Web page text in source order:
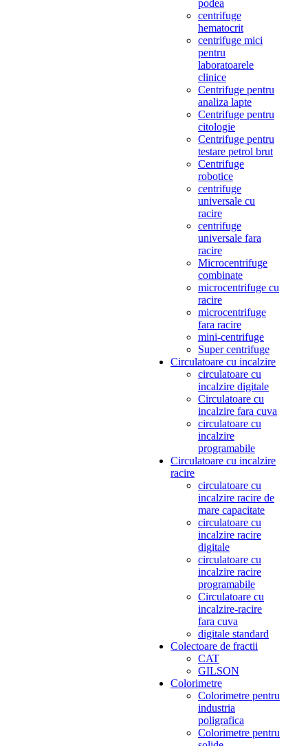
podea
centrifuge
hematocrit
centrifuge mici
pentru
laboratoarele
clinice
Centrifuge pentru
analiza lapte
Centrifuge pentru
citologie
Centrifuge pentru
testare petrol brut
Centrifuge
robotice
centrifuge
universale cu
racire
centrifuge
universale fara
racire
Microcentrifuge
combinate
microcentrifuge cu
racire
microcentrifuge
fara racire
mini-centrifuge
Super centrifuge
Circulatoare cu incalzire
circulatoare cu
incalzire digitale
Circulatoare cu
incalzire fara cuva
circulatoare cu
incalzire
programabile
Circulatoare cu incalzire
racire
circulatoare cu
incalzire racire de
mare capacitate
circulatoare cu
incalzire racire
digitale
circulatoare cu
incalzire racire
programabile
Circulatoare cu
incalzire-racire
fara cuva
digitale standard
Colectoare de fractii
CAT
GILSON
Colorimetre
Colorimetre pentru
industria
poligrafica
Colorimetre pentru